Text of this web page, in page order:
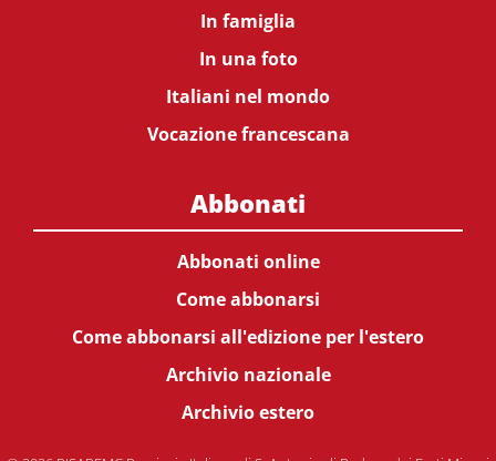
In famiglia
In una foto
Italiani nel mondo
Vocazione francescana
Abbonati
Abbonati online
Come abbonarsi
Come abbonarsi all'edizione per l'estero
Archivio nazionale
Archivio estero